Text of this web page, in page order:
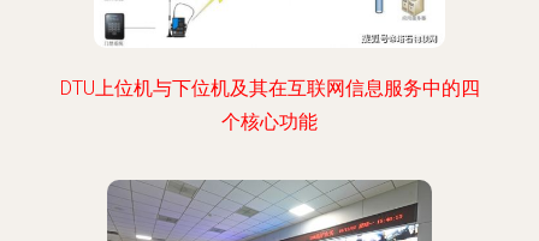
DTU上位机与下位机及其在互联网信息服务中的四
个核心功能